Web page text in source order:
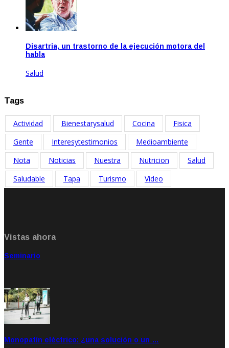
Disartria, un trastorno de la ejecución motora del
habla
Salud
Tags
Actividad Bienestarysalud Cocina
Fisica
Gente
Interesytestimonios
Medioambiente
Nota
Noticias Nuestra Nutricion
Salud
Saludable
Tapa Turismo Video
Vistas ahora
Seminario
Monopatín eléctrico: ¿una solución o un …